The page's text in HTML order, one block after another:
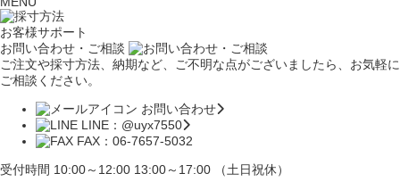
お客様サポート
お問い合わせ・ご相談
ご注文や採寸方法、納期など、ご不明な点がございましたら、お気軽に
ご相談ください。
お問い合わせ
LINE：@uyx7550
FAX：06-7657-5032
受付時間 10:00～12:00 13:00～17:00 （土日祝休）